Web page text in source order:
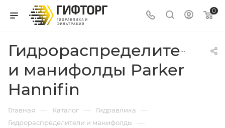
0
Гидрораспределители
и манифолды Parker
Hannifin
Главная — Каталог — Гидравлика —
Гидрораспределители и манифолды —